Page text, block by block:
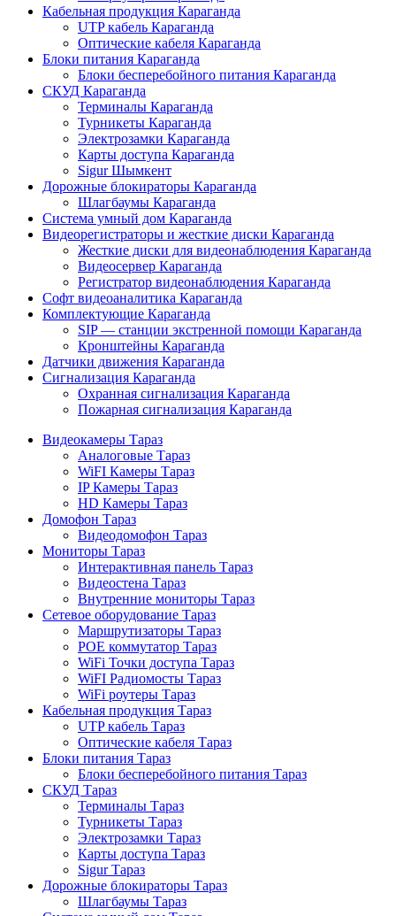
Кабельная продукция Караганда
UTP кабель Караганда
Оптические кабеля Караганда
Блоки питания Караганда
Блоки бесперебойного питания Караганда
СКУД Караганда
Терминалы Караганда
Турникеты Караганда
Электрозамки Караганда
Карты доступа Караганда
Sigur Шымкент
Дорожные блокираторы Караганда
Шлагбаумы Караганда
Система умный дом Караганда
Видеорегистраторы и жесткие диски Караганда
Жесткие диски для видеонаблюдения Караганда
Видеосервер Караганда
Регистратор видеонаблюдения Караганда
Софт видеоаналитика Караганда
Комплектующие Караганда
SIP — станции экстренной помощи Караганда
Кронштейны Караганда
Датчики движения Караганда
Сигнализация Караганда
Охранная сигнализация Караганда
Пожарная сигнализация Караганда
Видеокамеры Тараз
Аналоговые Тараз
WiFI Камеры Тараз
IP Камеры Тараз
HD Камеры Тараз
Домофон Тараз
Видеодомофон Тараз
Мониторы Тараз
Интерактивная панель Тараз
Видеостена Тараз
Внутренние мониторы Тараз
Сетевое оборудование Тараз
Маршрутизаторы Тараз
POE коммутатор Тараз
WiFi Точки доступа Тараз
WiFI Радиомосты Тараз
WiFi роутеры Тараз
Кабельная продукция Тараз
UTP кабель Тараз
Оптические кабеля Тараз
Блоки питания Тараз
Блоки бесперебойного питания Тараз
СКУД Тараз
Терминалы Тараз
Турникеты Тараз
Электрозамки Тараз
Карты доступа Тараз
Sigur Тараз
Дорожные блокираторы Тараз
Шлагбаумы Тараз